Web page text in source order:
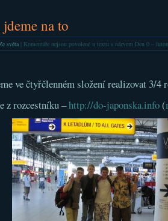
na to
světa| Komentáře nejsou povolenéu textu s názvem Den 0 –
ve čtyřčlenném složení realizovat 3/4
z rozcestníku –http://do-japonska.info(